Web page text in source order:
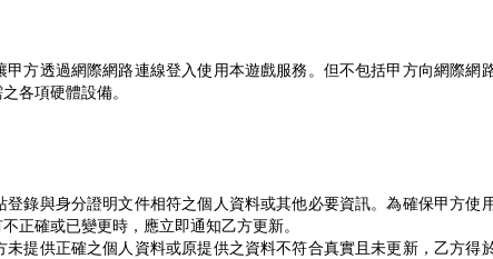
方透過網際網路連線登入使用本遊戲服務。但不包括甲方向網際網
各項硬體設備。
錄與身分證明文件相符之個人資料或其他必要資訊。為確保甲方使
正確或已變更時，應立即通知乙方更新。
提供正確之個人資料或原提供之資料不符合真實且未更新，乙方得